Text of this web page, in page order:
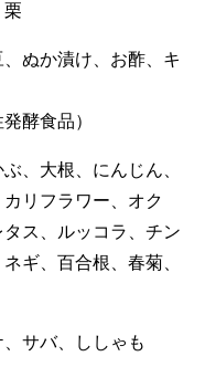
栗
、ぬか漬け、お酢、キ
酵食品）
、大根、にんじん、
リフラワー、オク
ス、ルッコラ、チン
ギ、百合根、春菊、
、サバ、ししゃも